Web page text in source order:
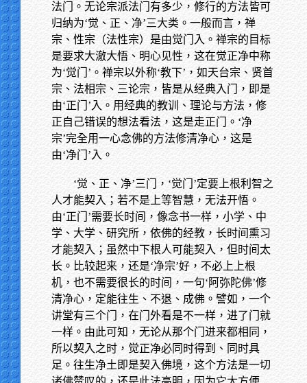
法门。无论宗派法门有多少，修行的方法皆可
归纳为‘觉、正、净’三大类。一般而言，禅
宗、性宗（法性宗）是由觉门入。禅宗的目标
是要求大澈大悟、明心见性，这在觉正净中称
为‘觉门’。禅宗以外称‘教下’，如天台宗、贤首
宗、法相宗、三论宗，皆是从经典入门，即是
由‘正门’入。用经典的教训、理论与方法，修
正自己错误的想法看法，这是走正门。‘净
宗’完全用一心念佛的方法修清净心，这是
由‘净门’入。
‘觉、正、净’三门，‘觉门’定要上根利智之
人才能契入；若不是上等智慧，无法开悟。
由‘正门’需要长时间，像念书一样，小学、中
学、大学、研究所，依佛的经教，长时间熏习
才能契入；虽然中下根人可能契入，但时间太
长。比较起来，还是‘净宗’好，不必上上根
机，也不需要很长的时间，一句‘阿弥陀佛’修
清净心，定能往生、不退、成佛。譬如，一个
讲堂有三个门，在门外看是不一样，进了门就
一样。由此可知，无论从那个门进来都相同，
所以契入之时，觉正净必同时得到、同时具
足。往生净土即是契入佛境，这个方法是一切